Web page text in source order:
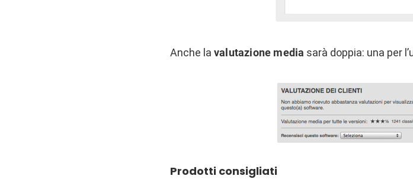
Anche la valutazione media sarà doppia: una per
Prodotti consigliati